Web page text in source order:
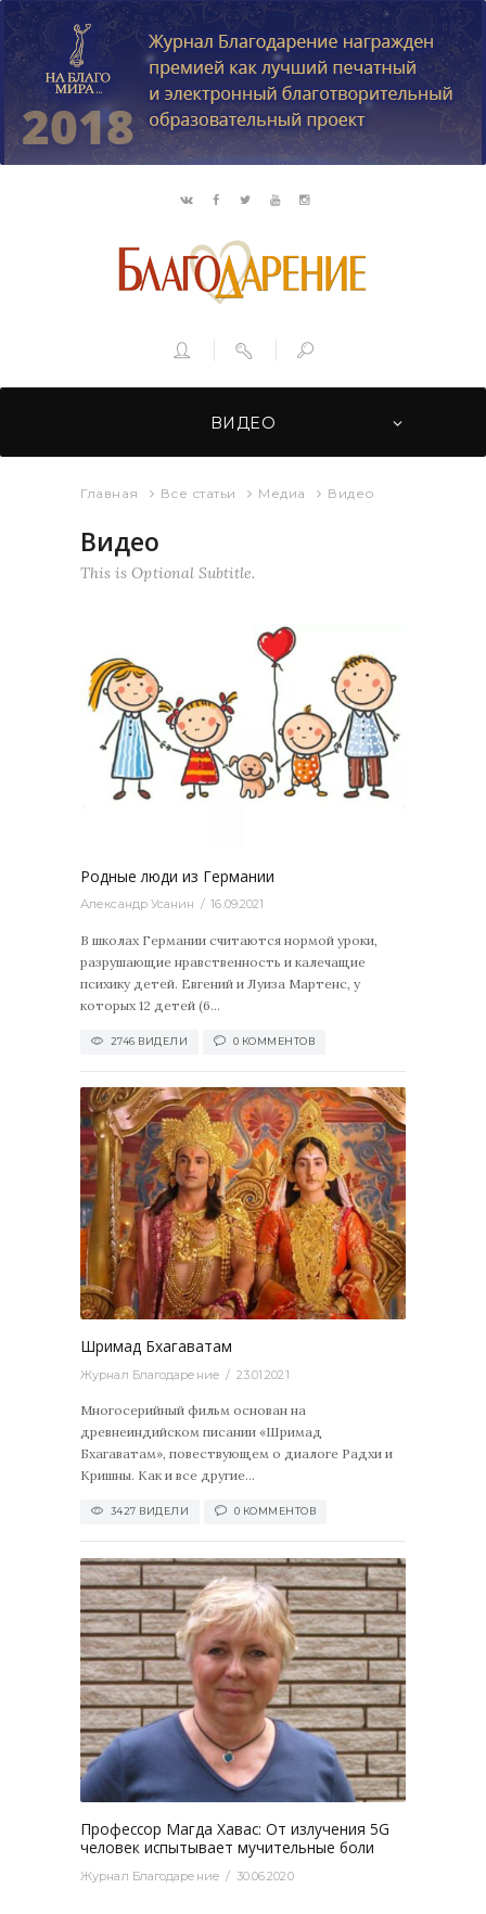
ВИДЕО
Главная Все статьи Медиа Видео
Видео
This is Optional Subtitle.
Родные люди из Германии
Александр Усанин 16.09.2021
В школах Германии считаются нормой уроки,
разрушающие нравственность и калечащие
психику детей. Евгений и Луиза Мартенс, у
которых 12 детей (6...
2746 ВИДЕЛИ 0 КОММЕНТОВ
Шримад Бхагаватам
Журнал Благодарение 23.01.2021
Многосерийный фильм основан на
древнеиндийском писании «Шримад
Бхагаватам», повествующем о диалоге Радхи и
Кришны. Как и все другие...
3427 ВИДЕЛИ 0 КОММЕНТОВ
Профессор Магда Хавас: От излучения 5G
человек испытывает мучительные боли
Журнал Благодарение 30.06.2020